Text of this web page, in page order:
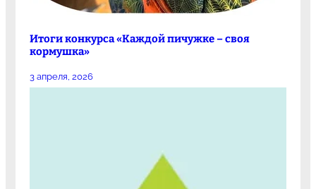
Итоги конкурса «Каждой пичужке – своя
кормушка»
3 апреля, 2026